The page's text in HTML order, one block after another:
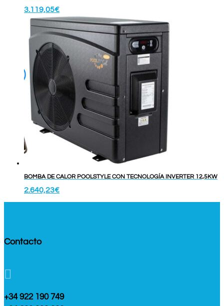
3.119,05€
BOMBA DE CALOR POOLSTYLE CON TECNOLOGÍA INVERTER 12,5KW
2.640,23€
Contacto

+34 922 190 749